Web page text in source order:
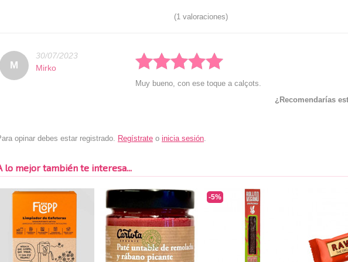
(1 valoraciones)
M
30/07/2023
Mirko
Muy bueno, con ese toque a calçots.
¿Recomendarías
opinar debes estar registrado. Regístrate o inicia sesión.
lo mejor también te interesa...
-5%